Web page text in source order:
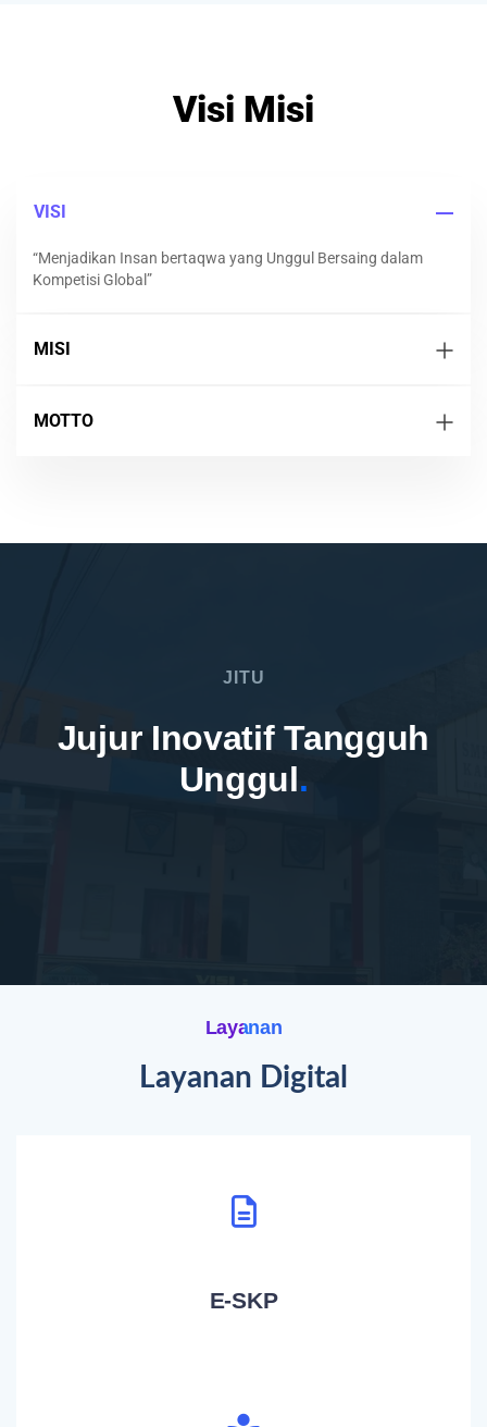
Visi Misi
VISI
“Menjadikan Insan bertaqwa yang Unggul Bersaing dalam
Kompetisi Global”
MISI
MOTTO
JITU
Jujur Inovatif Tangguh
Unggul.
Layanan
Layanan Digital
E-SKP